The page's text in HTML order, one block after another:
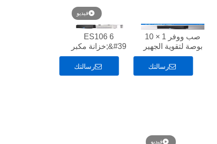
صب ووفر 1 × 10
بوصة لتقوية الجهير
الفرعي
رسالتك
فيديو
ES106 6
&#39;خزانة مكبر
صوت مقاومة للماء
، خزانة بلاستيكية ،
IP46
رسالتك
فيديو